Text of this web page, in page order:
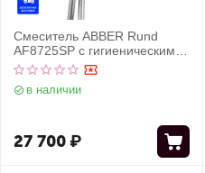
Смеситель ABBER Rund
AF8725SP с гигиеническим
душем, сатин
в наличии
27 700₽